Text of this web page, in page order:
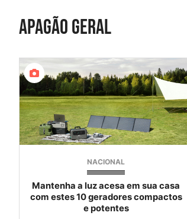
apagão geral
NACIONAL
Mantenha a luz acesa em sua casa
com estes 10 geradores compactos
e potentes